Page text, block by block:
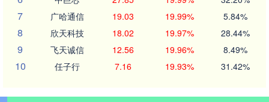
7 广哈通信 19.03 19.99% 5.84%
8 欣天科技 18.02 19.97% 28.44%
9 飞天诚信 12.56 19.96% 8.49%
10 任子行 7.16 19.93% 31.42%